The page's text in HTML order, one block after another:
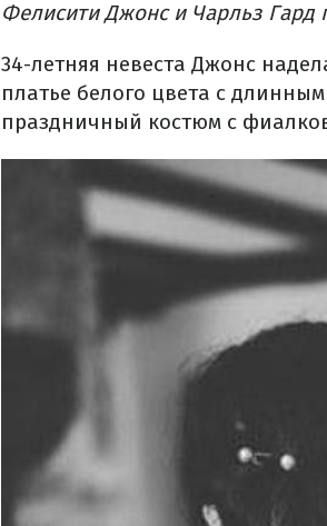
Фелисити Джонс и Чарльз Гард
34-летняя невеста Джонс
платье белого цвета с
праздничный костюм с